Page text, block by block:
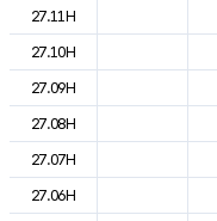
27.11H
27.10H
27.09H
27.08H
27.07H
27.06H